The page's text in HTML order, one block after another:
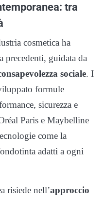
tra
cosmetica ha
precedenti, guidata da
sociale. I
formule
sicurezza e
Paris e Maybelline
come la
adatti a ogni
risiede nell’approccio